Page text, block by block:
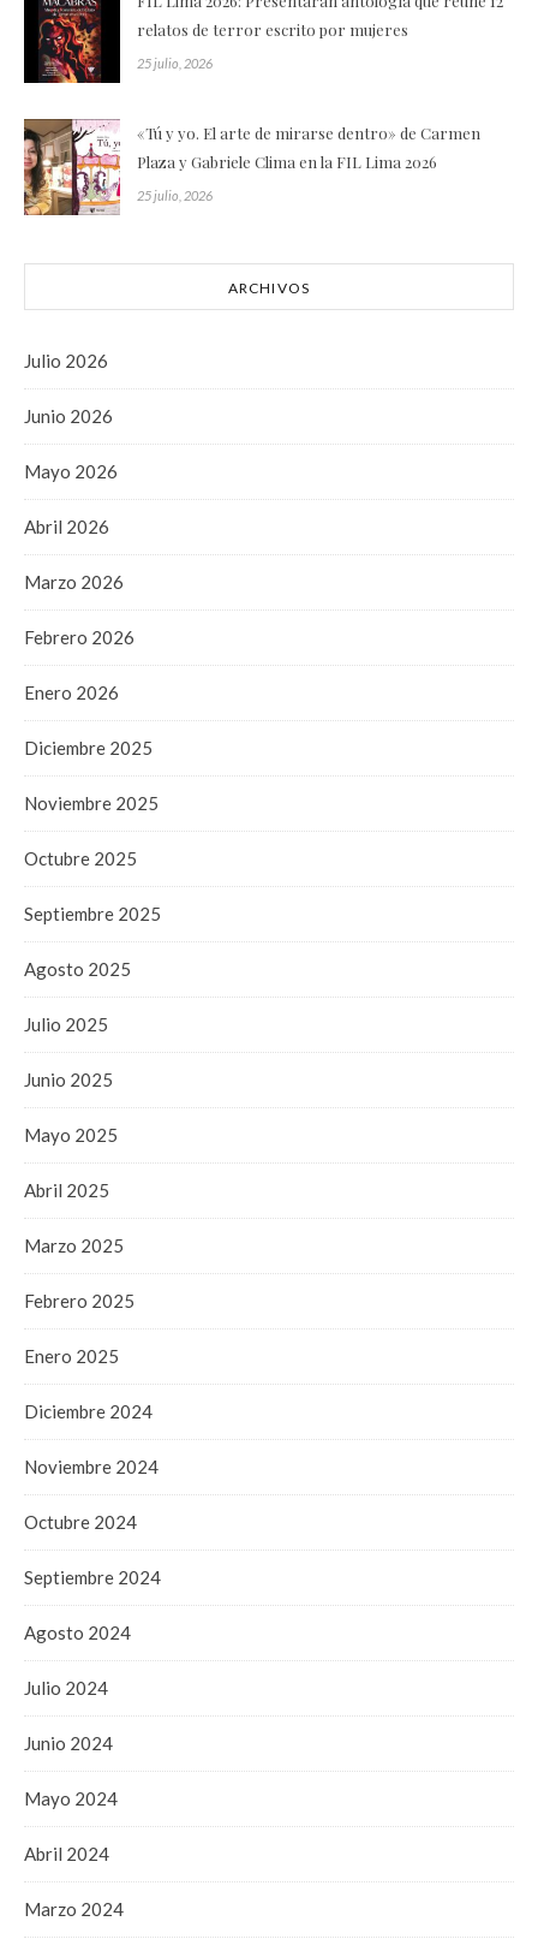
relatos de terror escrito por mujeres
25 julio, 2026
«Tú y yo. El arte de mirarse dentro» de Carmen
Plaza y Gabriele Clima en la FIL Lima 2026
25 julio, 2026
ARCHIVOS
Julio 2026
Junio 2026
Mayo 2026
Abril 2026
Marzo 2026
Febrero 2026
Enero 2026
Diciembre 2025
Noviembre 2025
Octubre 2025
Septiembre 2025
Agosto 2025
Julio 2025
Junio 2025
Mayo 2025
Abril 2025
Marzo 2025
Febrero 2025
Enero 2025
Diciembre 2024
Noviembre 2024
Octubre 2024
Septiembre 2024
Agosto 2024
Julio 2024
Junio 2024
Mayo 2024
Abril 2024
Marzo 2024